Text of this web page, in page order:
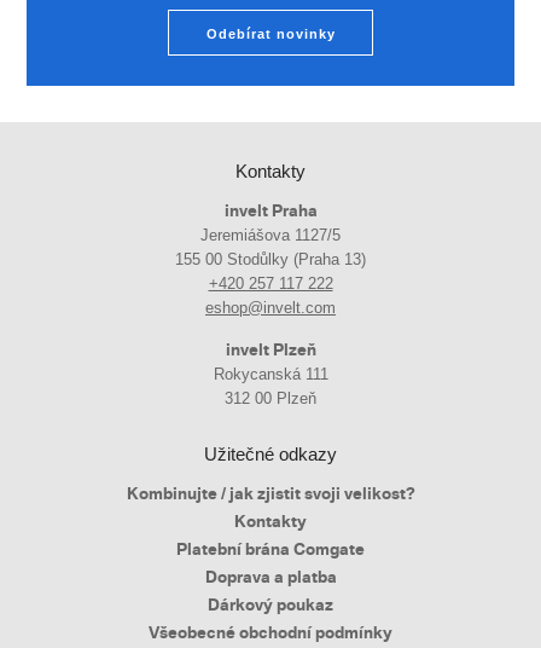
Odebírat novinky
Kontakty
invelt Praha
Jeremiášova 1127/5
155 00 Stodůlky (Praha 13)
+420 257 117 222
eshop@invelt.com
invelt Plzeň
Rokycanská 111
312 00 Plzeň
Užitečné odkazy
Kombinujte / jak zjistit svoji velikost?
Kontakty
Platební brána Comgate
Doprava a platba
Dárkový poukaz
Všeobecné obchodní podmínky